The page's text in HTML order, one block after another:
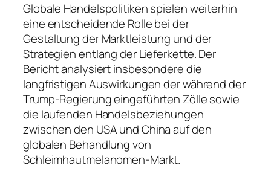
Globale Handelspolitiken spielen weiterhin
eine entscheidende Rolle bei der
Gestaltung der Marktleistung und der
Strategien entlang der Lieferkette. Der
Bericht analysiert insbesondere die
langfristigen Auswirkungen der während der
Trump-Regierung eingeführten Zölle sowie
die laufenden Handelsbeziehungen
zwischen den USA und China auf den
globalen Behandlung von
Schleimhautmelanomen-Markt.